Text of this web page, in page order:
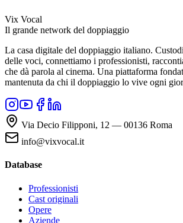
Vix Vocal
Il grande network del doppiaggio
La casa digitale del doppiaggio italiano.
delle voci, connettiamo i professionisti,
che dà parola al cinema. Una piattaforma
mantenuta da chi il doppiaggio lo vive ogni
Via Decio Filipponi, 12 — 00136 Roma
info@vixvocal.it
Database
Professionisti
Cast originali
Opere
Aziende